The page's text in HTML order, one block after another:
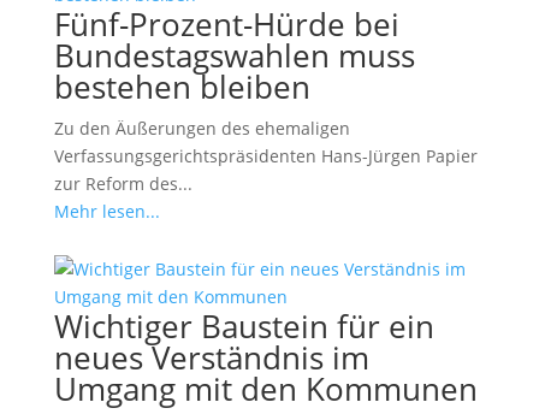
Fünf-Prozent-Hürde bei
Bundestagswahlen muss
bestehen bleiben
Zu den Äußerungen des ehemaligen
Verfassungsgerichtspräsidenten Hans-Jürgen Papier
zur Reform des...
Mehr lesen...
Wichtiger Baustein für ein
neues Verständnis im
Umgang mit den Kommunen